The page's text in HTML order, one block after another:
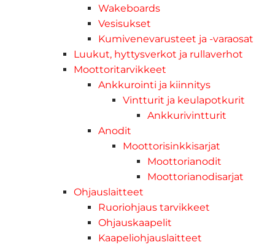
Wakeboards
Vesisukset
Kumivenevarusteet ja -varaosat
Luukut, hyttysverkot ja rullaverhot
Moottoritarvikkeet
Ankkurointi ja kiinnitys
Vintturit ja keulapotkurit
Ankkurivintturit
Anodit
Moottorisinkkisarjat
Moottorianodit
Moottorianodisarjat
Ohjauslaitteet
Ruoriohjaus tarvikkeet
Ohjauskaapelit
Kaapeliohjauslaitteet